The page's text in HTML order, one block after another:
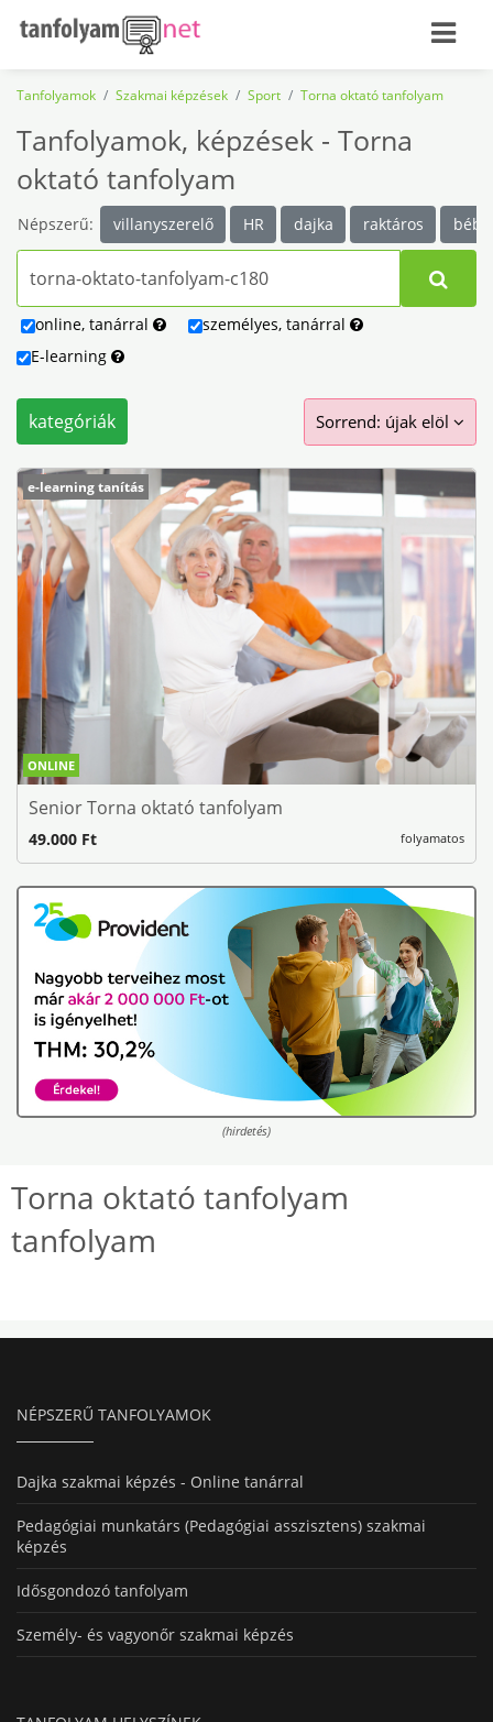
Tanfolyamok Szakmai képzések Sport Torna oktató tanfolyam
Tanfolyamok, képzések - Torna
oktató tanfolyam
Népszerű: villanyszerelő HR dajka raktáros
online, tanárral személyes, tanárral
E-learning
kategóriák Sorrend: újak elöl
ONLINE
e-learning tanítás
Senior Torna oktató tanfolyam
folyamatos
49.000 Ft
(hirdetés)
Torna oktató tanfolyam
tanfolyam
NÉPSZERŰ TANFOLYAMOK
Dajka szakmai képzés - Online tanárral
Pedagógiai munkatárs (Pedagógiai asszisztens) szakmai
képzés
Idősgondozó tanfolyam
Személy- és vagyonőr szakmai képzés